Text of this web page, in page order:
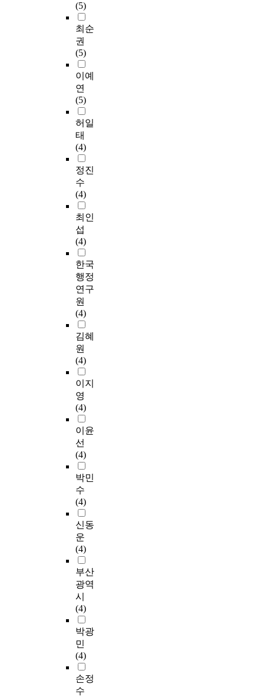
(5)
최순
권
(5)
이예
연
(5)
허일
태
(4)
정진
수
(4)
최인
섭
(4)
한국
행정
연구
원
(4)
김혜
원
(4)
이지
영
(4)
이윤
선
(4)
박민
수
(4)
신동
운
(4)
부산
광역
시
(4)
박광
민
(4)
손정
수